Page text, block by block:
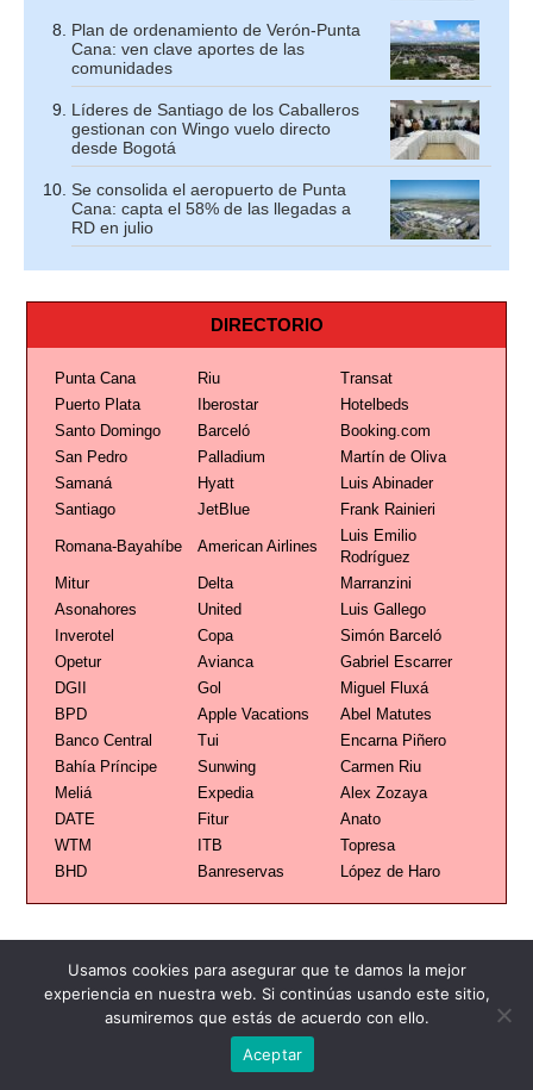
Plan de ordenamiento de Verón-Punta
Cana: ven clave aportes de las
comunidades
Líderes de Santiago de los Caballeros
gestionan con Wingo vuelo directo
desde Bogotá
Se consolida el aeropuerto de Punta
Cana: capta el 58% de las llegadas a
RD en julio
DIRECTORIO
Punta Cana Riu
Transat
Puerto Plata
Iberostar
Hotelbeds
Santo Domingo
Barceló
Booking.com
San Pedro
Palladium
Martín de Oliva
Samaná
Hyatt
Luis Abinader
Santiago
JetBlue Frank Rainieri
Romana-Bayahíbe American Airlines
Luis Emilio
Rodríguez
Mitur
Delta
Marranzini
Asonahores
United
Luis Gallego
Inverotel
Copa
Simón Barceló
Opetur
Avianca
Gabriel Escarrer
DGII
Gol
Miguel Fluxá
BPD
Apple Vacations
Abel Matutes
Banco Central
Tui
Encarna Piñero
Bahía Príncipe
Sunwing
Carmen Riu
Meliá
Expedia
Alex Zozaya
DATE
Fitur
Anato
WTM
ITB
Topresa
BHD
Banreservas López de Haro
Usamos cookies para asegurar que te damos la mejor
experiencia en nuestra web. Si continúas usando este sitio,
asumiremos que estás de acuerdo con ello.
Aceptar
Publicidad Redacción Contacto
Todos los derechos reservados
Grupo Preferente